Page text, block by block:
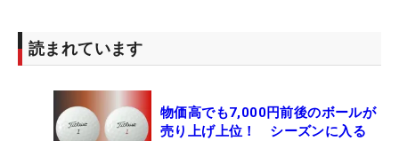
読まれています
物価高でも7,000円前後のボールが
売り上げ上位！ シーズンに入る